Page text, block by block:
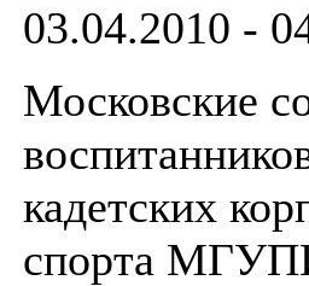
03.04.2010 -
Московские
кадетских
спорта